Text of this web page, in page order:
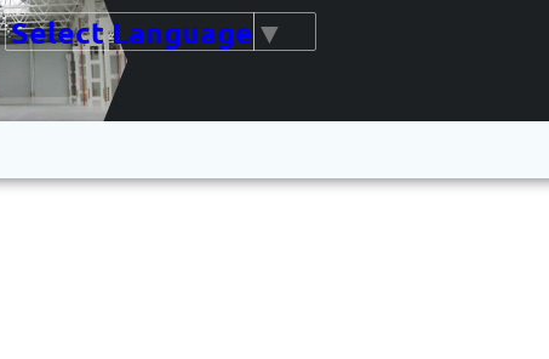
Select Language ▼